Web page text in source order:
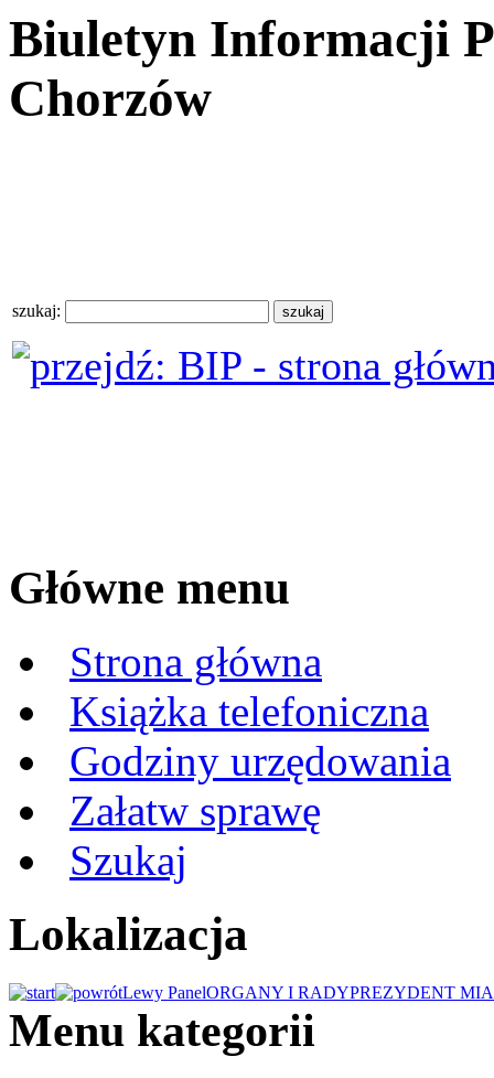
Biuletyn Informacji
Chorzów
szukaj:
Główne menu
Strona główna
Książka telefoniczna
Godziny urzędowania
Załatw sprawę
Szukaj
Lokalizacja
Lewy PanelORGANY I RADYPREZYDENT
Menu kategorii